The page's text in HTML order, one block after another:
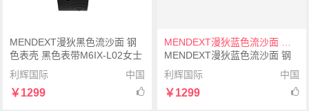
MENDEXT漫狄黑色流沙面 钢
色表壳 黑色表带M6IX-L02女士
学生手表腕表
利辉国际 中国
￥1299
MENDEXT漫狄蓝色流沙面 钢
色表壳 黑色表带M6IX-L03女士
学生手表腕表
利辉国际 中国
￥1299